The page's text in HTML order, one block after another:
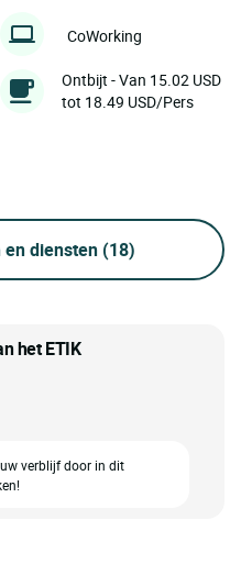
CoWorking
Ontbijt - Van 15.02 USD
tot 18.49 USD/Pers
diensten (18)
het ETIK
verblijf door in dit